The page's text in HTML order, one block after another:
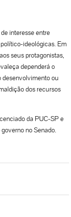
interesse entre
ideológicas. Em
seus protagonistas,
dependerá o
desenvolvimento ou
dos recursos
da PUC-SP e
no Senado.